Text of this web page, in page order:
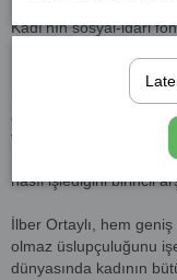
Kadı’nın sosyal-idari
İslam öncesi
üzerinde de
Kadı
adlı bu
tayinini, görev süresini,
memurlar arasındaki
nasıl işlediğini birincil
İlber Ortaylı, hem
olmaz üslupçuluğunu
dünyasında kadının